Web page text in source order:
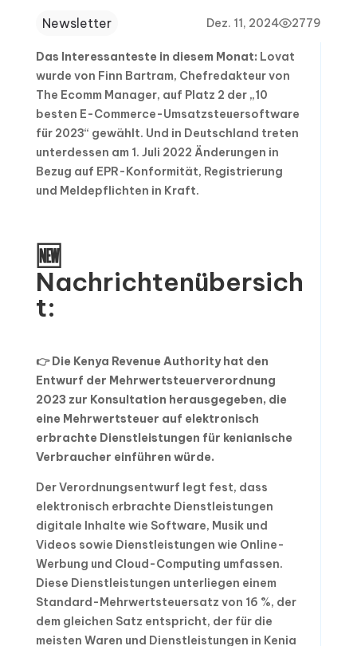
Newsletter Dez. 11, 2024 2779
Das Interessanteste in diesem Monat: Lovat
wurde von Finn Bartram, Chefredakteur von
The Ecomm Manager, auf Platz 2 der „10
besten E-Commerce-Umsatzsteuersoftware
für 2023“ gewählt. Und in Deutschland treten
unterdessen am 1. Juli 2022 Änderungen in
Bezug auf EPR-Konformität, Registrierung
und Meldepflichten in Kraft.
🆕
Nachrichtenübersich
t:
👉 Die Kenya Revenue Authority hat den
Entwurf der Mehrwertsteuerverordnung
2023 zur Konsultation herausgegeben, die
eine Mehrwertsteuer auf elektronisch
erbrachte Dienstleistungen für kenianische
Verbraucher einführen würde.
Der Verordnungsentwurf legt fest, dass
elektronisch erbrachte Dienstleistungen
digitale Inhalte wie Software, Musik und
Videos sowie Dienstleistungen wie Online-
Werbung und Cloud-Computing umfassen.
Diese Dienstleistungen unterliegen einem
Standard-Mehrwertsteuersatz von 16 %, der
dem gleichen Satz entspricht, der für die
meisten Waren und Dienstleistungen in Kenia